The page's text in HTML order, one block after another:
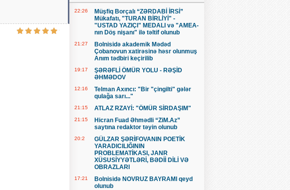
22:26
Müşfiq Borçalı “ZƏRDABİ İRSİ”
Mükafatı, "TURAN BİRLİYİ" -
"USTAD YAZIÇI" MEDALI və "AMEA-
nın Döş nişanı" ilə təltif olunub
21:27
Bolnisidə akademik Mədəd
Çobanovun xatirəsinə həsr olunmuş
Anım tədbiri keçirilib
19:17
ŞƏRƏFLİ ÖMÜR YOLU - RƏŞİD
ƏHMƏDOV
12:16
Telman Axıncı: "Bir "çingilti" gələr
qulağa sarı..."
21:15 ATLAZ RZAYİ: "ÖMÜR SİRDAŞIM"
21:15
Hicran Fuad Əhmədli “ZiM.Az”
saytına redaktor təyin olunub
20:2
GÜLZAR ŞƏRİFOVANIN POETİK
YARADICILIĞININ
PROBLEMATİKASI, JANR
XÜSUSİYYƏTLƏRİ, BƏDİİ DİLİ VƏ
OBRAZLARI
17:21
Bolnisidə NOVRUZ BAYRAMI qeyd
olunub